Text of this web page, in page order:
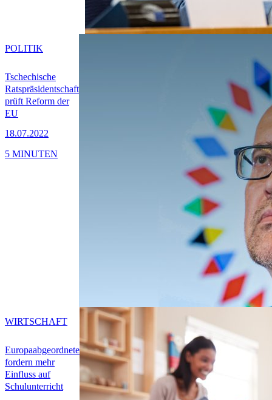
Tschechische
Ratspräsidentschaft
prüft Reform der
EU
18.07.2022
POLITIK
5 MINUTEN
Europaabgeordnete
fordern mehr
Einfluss auf
Schulunterricht
WIRTSCHAFT